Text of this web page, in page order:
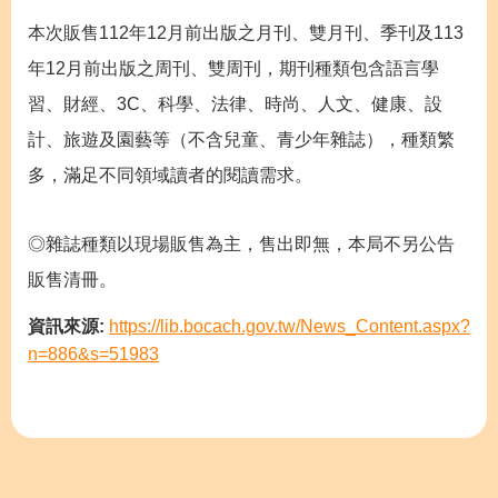
本次販售112年12月前出版之月刊、雙月刊、季刊及113
年12月前出版之周刊、雙周刊，期刊種類包含語言學
習、財經、3C、科學、法律、時尚、人文、健康、設
計、旅遊及園藝等（不含兒童、青少年雜誌），種類繁
多，滿足不同領域讀者的閱讀需求。
◎雜誌種類以現場販售為主，售出即無，本局不另公告
販售清冊。
資訊來源: https://lib.bocach.gov.tw/News_Content.aspx?
n=886&s=51983